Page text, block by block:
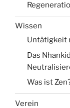
Wissen
Untätigkeit
Das
Was ist
Verein